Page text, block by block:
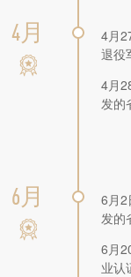
4月
4月
退役
4月
发的
6月
6月2
发的
6月
业认